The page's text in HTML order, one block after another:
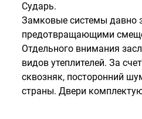
Сударь.
Замковые системы давно
предотвращающими
Отдельного внимания
видов утеплителей. За
сквозняк, посторонний
страны. Двери